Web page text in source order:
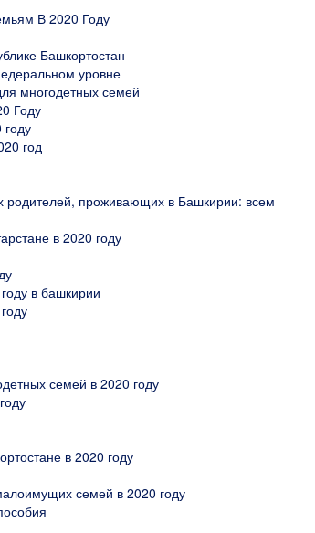
В 2020 Году
Башкортостан
уровне
многодетных семей
Году
год
родителей, проживающих в Башкирии: всем
в 2020 году
в башкирии
семей в 2020 году
в 2020 году
семей в 2020 году